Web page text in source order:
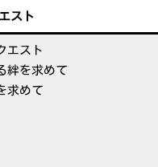
スト
エスト
絆を求めて
求めて